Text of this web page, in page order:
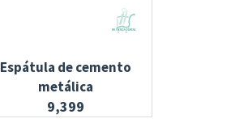
Espátula de cemento
metálica
9,399